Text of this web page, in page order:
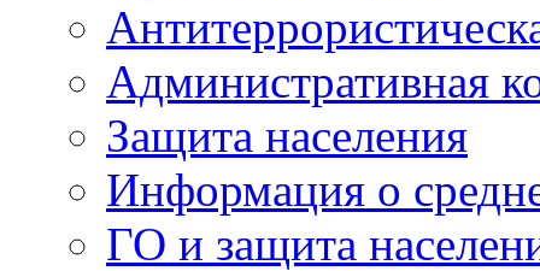
Административная
Защита населения
Информация о
ГО и защита